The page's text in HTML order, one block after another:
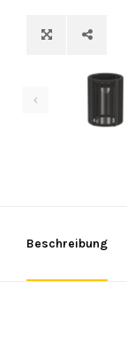
Beschreibung